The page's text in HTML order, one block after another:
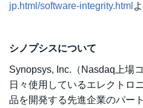
jp.html/software-integrity.html
シノプシスについて
Synopsys, Inc.（Nasdaq上場
日々使用しているエレクトロ
品を開発する先進企業のパー